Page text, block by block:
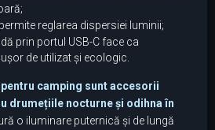
reglarea dispersiei luminii;
prin portul USB-C face ca
de utilizat și ecologic.
camping sunt accesorii
drumețiile nocturne și odihna în
o iluminare puternică și de lungă